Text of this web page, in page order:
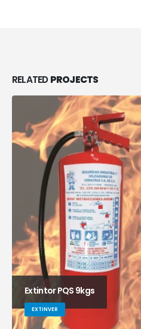
RELATEDPROJECTS
Extintor PQS 9kgs
EXTINVER